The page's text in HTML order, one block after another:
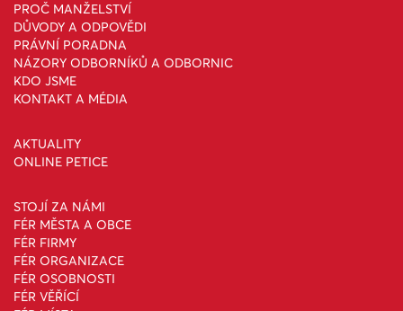
PROČ MANŽELSTVÍ
DŮVODY A ODPOVĚDI
PRÁVNÍ PORADNA
NÁZORY ODBORNÍKŮ A ODBORNIC
KDO JSME
KONTAKT A MÉDIA
AKTUALITY
ONLINE PETICE
STOJÍ ZA NÁMI
FÉR MĚSTA A OBCE
FÉR FIRMY
FÉR ORGANIZACE
FÉR OSOBNOSTI
FÉR VĚŘÍCÍ